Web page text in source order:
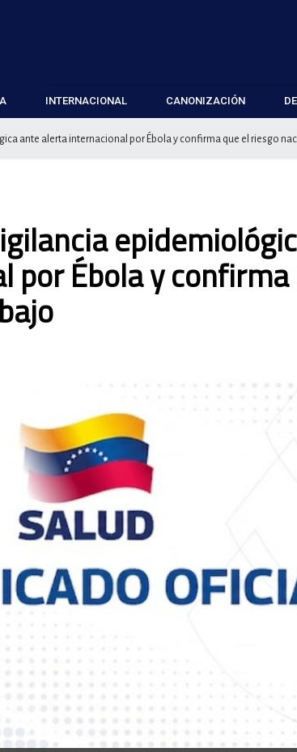
INTERNACIONAL CANONIZACIÓN
ante alerta internacional por Ébola y confirma que el riesgo
Ébola y confirma